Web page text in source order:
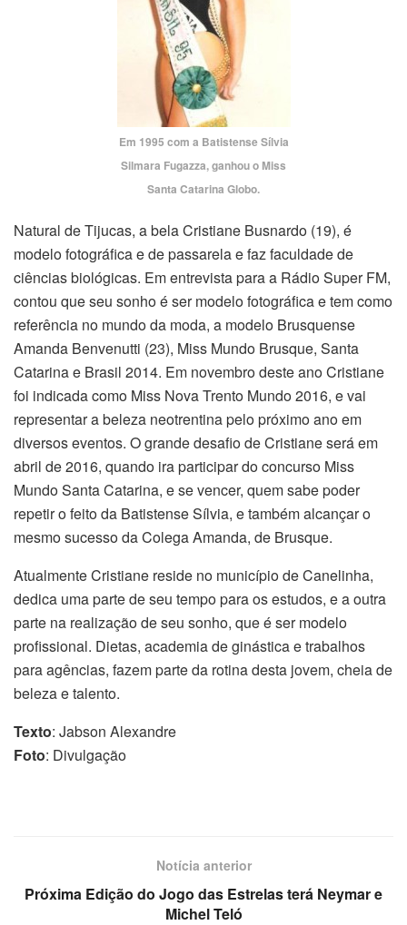
Em 1995 com a Batistense Sílvia
Silmara Fugazza, ganhou o Miss
Santa Catarina Globo.
Natural de Tijucas, a bela Cristiane Busnardo (19), é
modelo fotográfica e de passarela e faz faculdade de
ciências biológicas. Em entrevista para a Rádio Super FM,
contou que seu sonho é ser modelo fotográfica e tem como
referência no mundo da moda, a modelo Brusquense
Amanda Benvenutti (23), Miss Mundo Brusque, Santa
Catarina e Brasil 2014. Em novembro deste ano Cristiane
foi indicada como Miss Nova Trento Mundo 2016, e vai
representar a beleza neotrentina pelo próximo ano em
diversos eventos. O grande desafio de Cristiane será em
abril de 2016, quando ira participar do concurso Miss
Mundo Santa Catarina, e se vencer, quem sabe poder
repetir o feito da Batistense Sílvia, e também alcançar o
mesmo sucesso da Colega Amanda, de Brusque.
Atualmente Cristiane reside no município de Canelinha,
dedica uma parte de seu tempo para os estudos, e a outra
parte na realização de seu sonho, que é ser modelo
profissional. Dietas, academia de ginástica e trabalhos
para agências, fazem parte da rotina desta jovem, cheia de
beleza e talento.
Texto: Jabson Alexandre
Foto: Divulgação
Notícia anterior
Próxima Edição do Jogo das Estrelas terá Neymar e
Michel Teló